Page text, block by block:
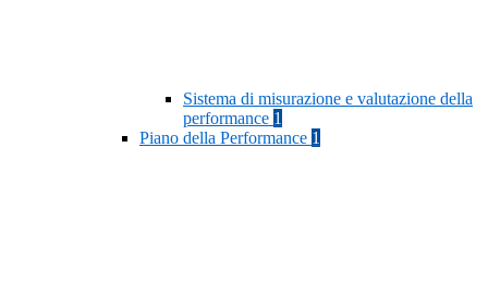
Sistema di misurazione e valutazione della
performance 1
Piano della Performance 1